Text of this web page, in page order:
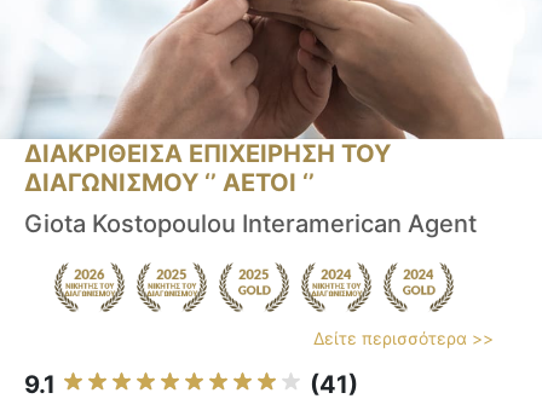
ΔΙΑΚΡΙΘΕΙΣΑ ΕΠΙΧΕΙΡΗΣΗ ΤΟΥ
ΔΙΑΓΩΝΙΣΜΟΥ ‘’ ΑΕΤΟΙ ‘’
Giota Kostopoulou Interamerican Agent
Δείτε περισσότερα >>
9.1 (41)